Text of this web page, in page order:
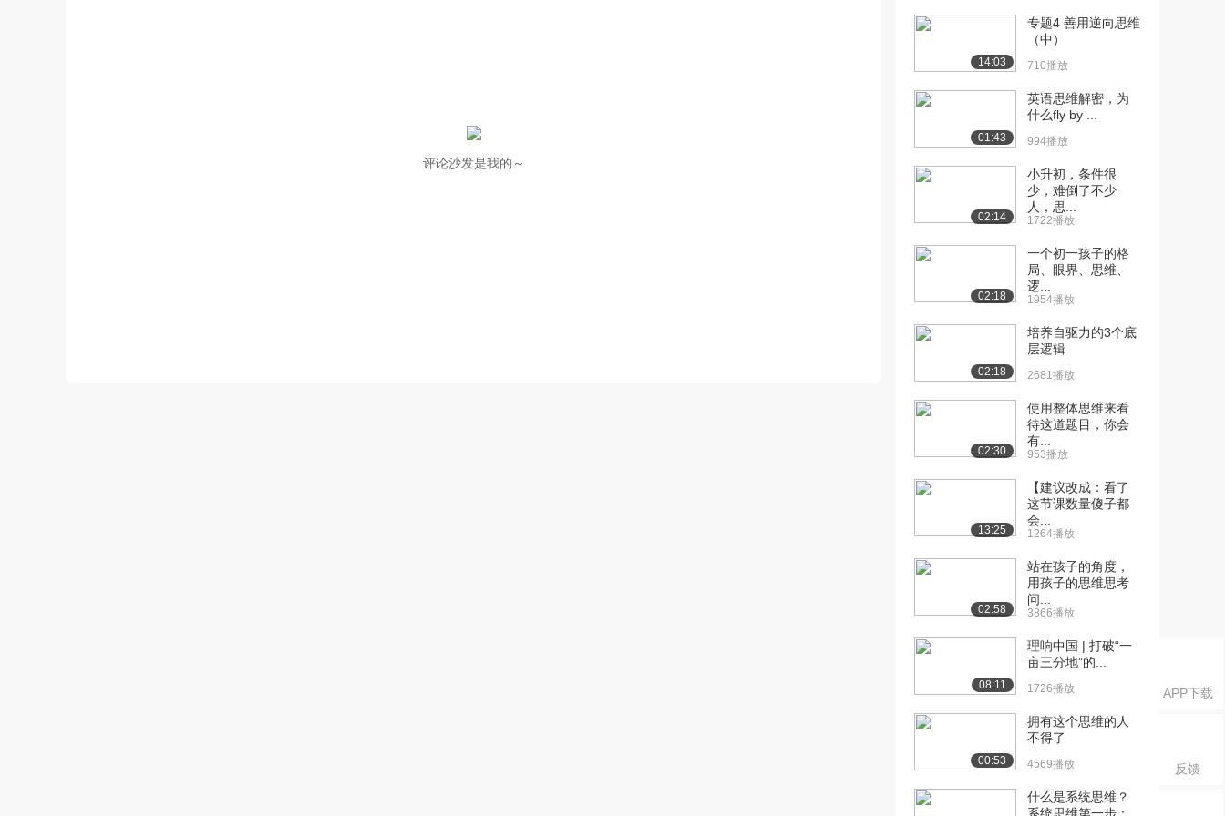
APP下载
反馈
评论沙发是我的～
[11] 批判性思维在物理事
件中的作用（中）
[12] 批判性思维在物理事
件中的作用（下）
[13] 让逻辑纠正错觉
2.7万播放
12:20
[14] 让逻辑纠正错觉
12:27
[15] 让逻辑纠正错觉
12:14
[16] “不可能性”体现正面价
12:43
[17] “不可能性”体现正面价
值（中）
12:46
值（下）
的桥梁（上）
[20] 连接微观和宏观世界
的桥梁（中）
[21] 连接微观和宏观世界
的桥梁（下）
2063播放
14:03
专题4 善用逆向思维
（中）
710播放
01:43
英语思维解密，为
什么fly by ...
994播放
02:14
小升初，条件很
少，难倒了不少
人，思...
1722播放
02:18
一个初一孩子的格
局、眼界、思维、
逻...
1954播放
02:18
培养自驱力的3个底
层逻辑
2681播放
02:30
使用整体思维来看
待这道题目，你会
有...
953播放
13:25
【建议改成：看了
这节课数量傻子都
会...
1264播放
02:58
站在孩子的角度，
用孩子的思维思考
问...
3866播放
08:11
理响中国 | 打破“一
亩三分地”的...
1726播放
00:53
拥有这个思维的人
不得了
4569播放
什么是系统思维？